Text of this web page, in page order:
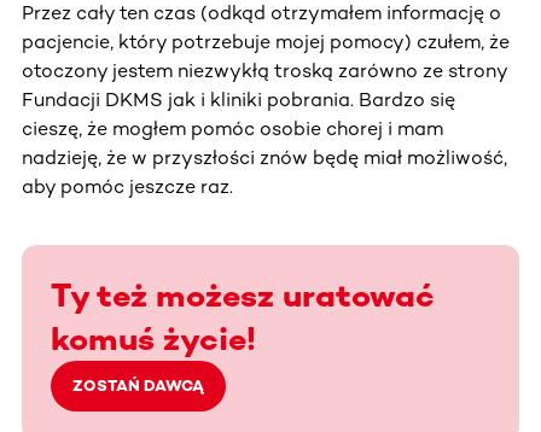
Przez cały ten czas (odkąd otrzymałem informację o
pacjencie, który potrzebuje mojej pomocy) czułem, że
otoczony jestem niezwykłą troską zarówno ze strony
Fundacji DKMS jak i kliniki pobrania. Bardzo się
cieszę, że mogłem pomóc osobie chorej i mam
nadzieję, że w przyszłości znów będę miał możliwość,
aby pomóc jeszcze raz.
Ty też możesz uratować
komuś życie!
ZOSTAŃ DAWCĄ